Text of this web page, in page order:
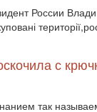
России
с
так